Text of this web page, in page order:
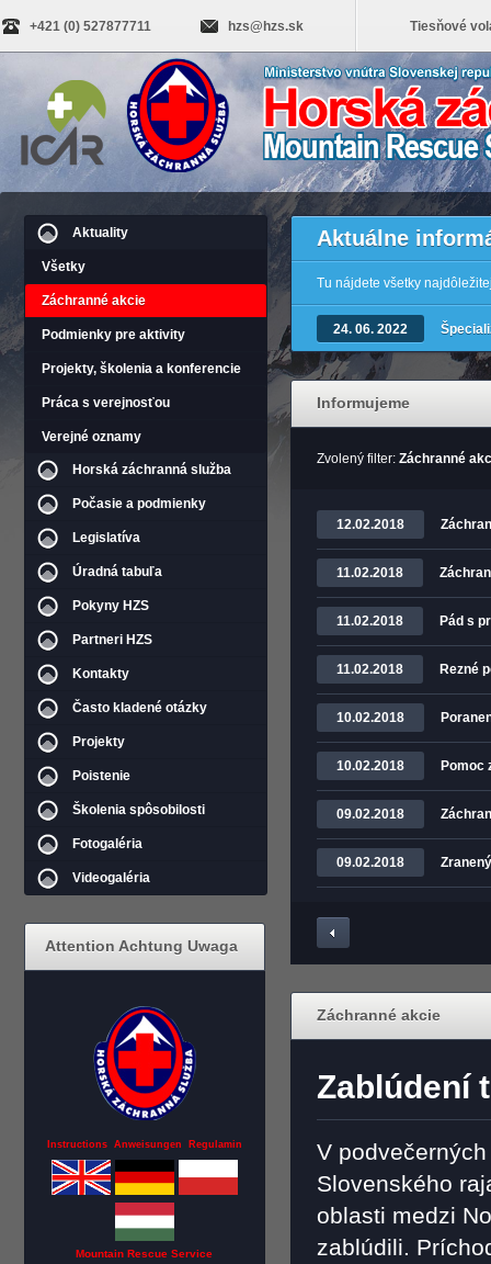
+421 (0) 527877711 hzs@hzs.sk Tiesňové
Aktuality
Všetky
Záchranné akcie
Podmienky pre aktivity
Projekty, školenia a konferencie
Práca s verejnosťou
Verejné oznamy
Horská záchranná služba
Počasie a podmienky
Legislatíva
Úradná tabuľa
Pokyny HZS
Partneri HZS
Kontakty
Často kladené otázky
Projekty
Poistenie
Školenia spôsobilosti
Fotogaléria
Videogaléria
Attention Achtung Uwaga
Instructions Anweisungen Regulamin
Mountain Rescue Service
Aktuálne
Tu nájdete všetky
24. 06. 2022
Informujeme
Zvolený filter: Záchranné
12.02.2018
11.02.2018
11.02.2018 Pád s
11.02.2018 Rezné
10.02.2018
10.02.2018 Pomoc
09.02.2018
09.02.2018
Záchranné akcie
Zablúdení
V
Slovenského
oblasti medzi
zablúdili.